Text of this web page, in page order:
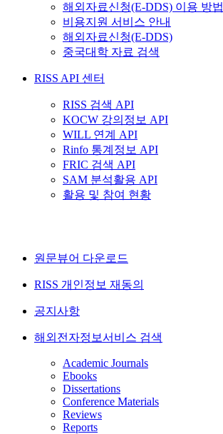
해외자료신청(E-DDS) 이용 방법
비용지원 서비스 안내
해외자료신청(E-DDS)
중국대학 자료 검색
RISS API 센터
RISS 검색 API
KOCW 강의정보 API
WILL 연계 API
Rinfo 통계정보 API
FRIC 검색 API
SAM 분석활용 API
활용 및 참여 현황
원문뷰어 다운로드
RISS 개인정보 재동의
공지사항
해외전자정보서비스 검색
Academic Journals
Ebooks
Dissertations
Conference Materials
Reviews
Reports